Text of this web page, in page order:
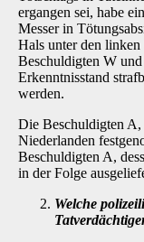
ergangen sei, habe
Messer in
Hals unter den
Beschuldigten W
Erkenntnisstand
werden.
Die Beschuldigten
Niederlanden
Beschuldigten A,
in der Folge
Welche